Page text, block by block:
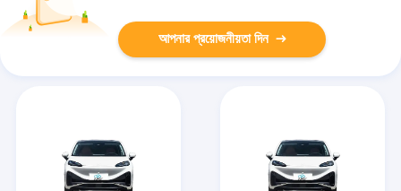
আপনার প্রয়োজনীয়তা দিন